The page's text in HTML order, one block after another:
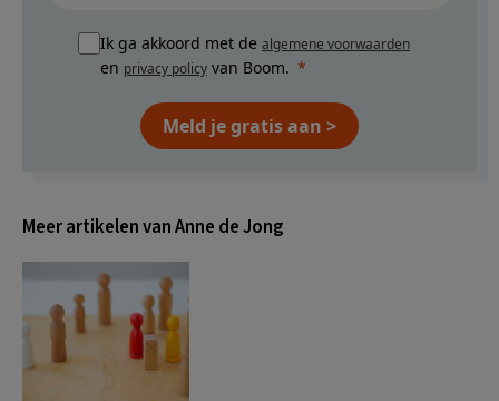
Ik ga akkoord met de algemene voorwaarden
en privacy policy van Boom.
Meld je gratis aan >
Meer artikelen van Anne de Jong